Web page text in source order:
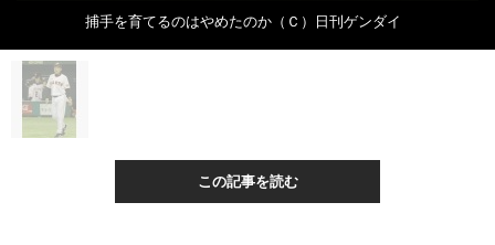
捕手を育てるのはやめたのか（Ｃ）日刊ゲンダイ
この記事を読む